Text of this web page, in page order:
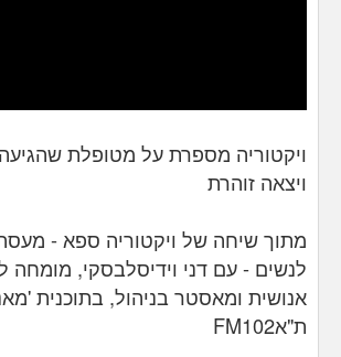
ויקטוריה מספרת על מטופלת
ויצאה זוהרת
מתוך שיחה של ויקטוריה ספא -
לנשים - עם דני וידיסלבסקי, מומחה
אנושית ומאסטר בניהול, בתוכנית
ת"אFM102